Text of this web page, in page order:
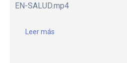
EN-SALUD.mp4
Leer más